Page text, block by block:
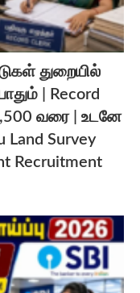
துறையில்
| Record
வரை | உடனே
Survey
Recruitment